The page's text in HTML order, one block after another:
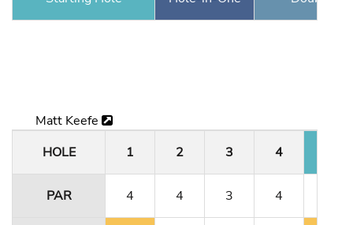
Matt Keefe
HOLE
1 2 3 4
PAR 4 4 3 4